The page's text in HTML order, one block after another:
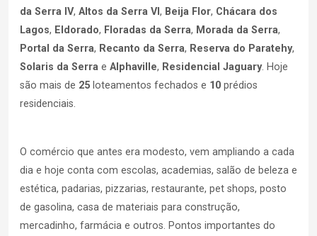
da Serra IV, Altos da Serra VI, Beija Flor, Chácara dos
Lagos, Eldorado, Floradas da Serra, Morada da Serra,
Portal da Serra, Recanto da Serra, Reserva do Paratehy,
Solaris da Serra e Alphaville, Residencial Jaguary. Hoje
são mais de 25 loteamentos fechados e 10 prédios
residenciais.
O comércio que antes era modesto, vem ampliando a cada
dia e hoje conta com escolas, academias, salão de beleza e
estética, padarias, pizzarias, restaurante, pet shops, posto
de gasolina, casa de materiais para construção,
mercadinho, farmácia e outros. Pontos importantes do